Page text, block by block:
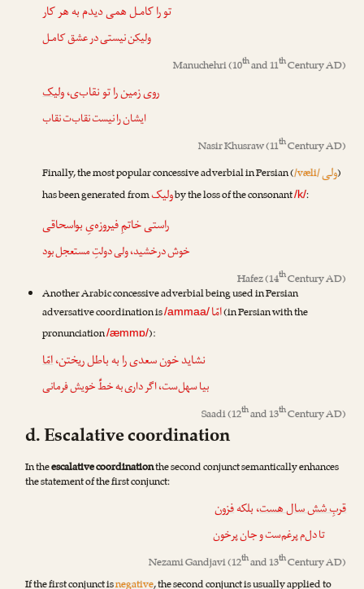
تو را کامـل همی دیدم به هر کار
ولیکننیستی در عشق کامـل
Manuchehri(10thand 11thCentury AD)
روی زمین را تو نقاب‌ی،ولیک
ایشان را نیست نقاب‌ت نقاب
Nasir Khusraw(11thCentury AD)
Finally, the most popular concessive adverbial in Persian (/væli/ولی)
has been generated fromولیکby the loss of the consonant/k/:
راستی خاتمِ فیروزه‌یِ بواسحاقی
خوش درخشید،ولیدولتِ مستعجل بود
Hafez(14thCentury AD)
Another Arabic concessive adverbial being used in Persian
adversative coordination is/ammaa/امّا(in Persian with the
pronunciation/æmmɒ/):
نشاید خون سعدی را به باطل ریختن،امّا
بیا سهل‌ست، اگر داری به خطِّ خویش فرمانی
Saadi(12thand 13thCentury AD)
d. Escalative coordination
In theescalative coordinationthe second conjunct semantically enhances
the statement of the first conjunct:
قربِ شش سال هست، بلکهفزون
تا دل‌م پرغم‌ست و جان پرخون
Nezami Gandjavi(12thand 13thCentury AD)